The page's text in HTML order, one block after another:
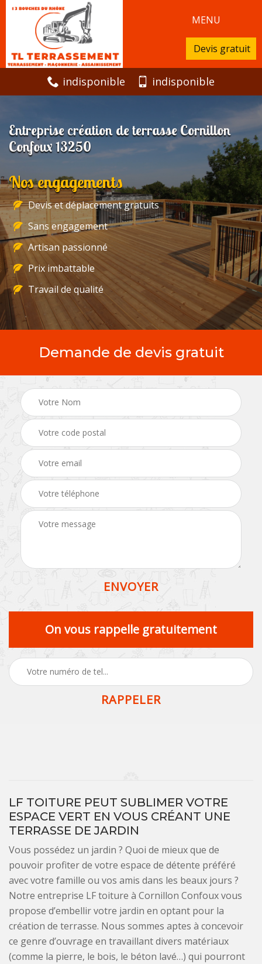
MENU
Devis gratuit
indisponible indisponible
Entreprise création de terrasse Cornillon
Confoux 13250
Nos engagements
Devis et déplacement gratuits
Sans engagement
Artisan passionné
Prix imbattable
Travail de qualité
Demande de devis gratuit
On vous rappelle gratuitement
LF TOITURE PEUT SUBLIMER VOTRE
ESPACE VERT EN VOUS CRÉANT UNE
TERRASSE DE JARDIN
Vous possédez un jardin ? Quoi de mieux que de
pouvoir profiter de votre espace de détente préféré
avec votre famille ou vos amis dans les beaux jours ?
Notre entreprise LF toiture à Cornillon Confoux vous
propose d’embellir votre jardin en optant pour la
création de terrasse. Nous sommes aptes à concevoir
ce genre d’ouvrage en travaillant divers matériaux
(comme la pierre, le bois, le béton lavé…) qui pourront